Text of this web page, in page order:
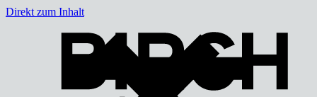
Direkt zum Inhalt